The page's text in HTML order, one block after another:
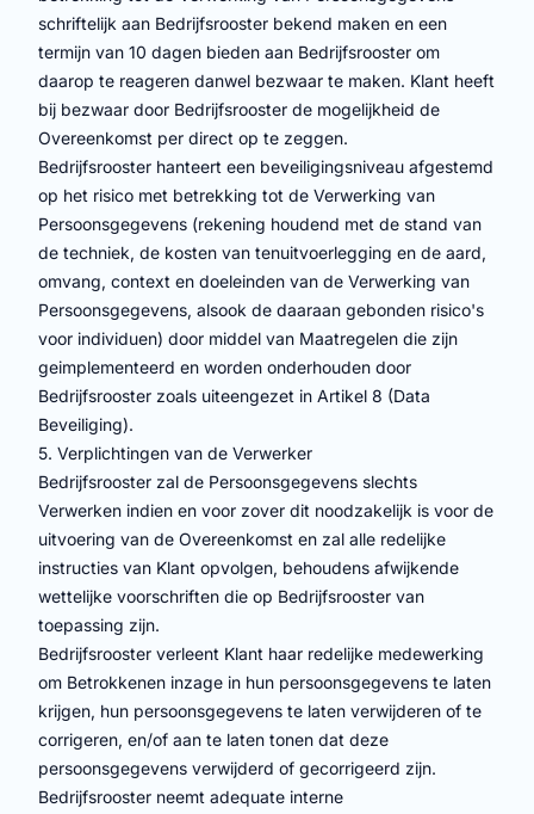
schriftelijk aan Bedrijfsrooster bekend maken en een
termijn van 10 dagen bieden aan Bedrijfsrooster om
daarop te reageren danwel bezwaar te maken. Klant heeft
bij bezwaar door Bedrijfsrooster de mogelijkheid de
Overeenkomst per direct op te zeggen.
Bedrijfsrooster hanteert een beveiligingsniveau afgestemd
op het risico met betrekking tot de Verwerking van
Persoonsgegevens (rekening houdend met de stand van
de techniek, de kosten van tenuitvoerlegging en de aard,
omvang, context en doeleinden van de Verwerking van
Persoonsgegevens, alsook de daaraan gebonden risico's
voor individuen) door middel van Maatregelen die zijn
geimplementeerd en worden onderhouden door
Bedrijfsrooster zoals uiteengezet in Artikel 8 (Data
Beveiliging).
5. Verplichtingen van de Verwerker
Bedrijfsrooster zal de Persoonsgegevens slechts
Verwerken indien en voor zover dit noodzakelijk is voor de
uitvoering van de Overeenkomst en zal alle redelijke
instructies van Klant opvolgen, behoudens afwijkende
wettelijke voorschriften die op Bedrijfsrooster van
toepassing zijn.
Bedrijfsrooster verleent Klant haar redelijke medewerking
om Betrokkenen inzage in hun persoonsgegevens te laten
krijgen, hun persoonsgegevens te laten verwijderen of te
corrigeren, en/of aan te laten tonen dat deze
persoonsgegevens verwijderd of gecorrigeerd zijn.
Bedrijfsrooster neemt adequate interne